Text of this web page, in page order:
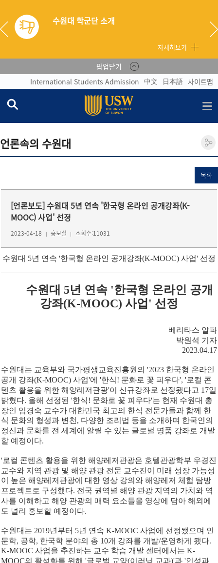
자세히보기
팝업닫기
International Students Admission 中文 日本語 사이트맵
언론속의 수원대
목록
[언론보도] 수원대 5년 연속 '한국형 온라인 공개강좌(K-
MOOC) 사업' 선정
2023-04-18 홍보실 조회수:11031
수원대 5년 연속 '한국형 온라인 공개강좌(K-MOOC) 사업' 선정
수원대 5년 연속 '한국형 온라인 공개
강좌(K-MOOC) 사업' 선정
베리타스 알파
박원석 기자
2023.04.17
수원대는 교육부와 국가평생교육진흥원의 '2023 한국형 온라인
공개 강좌(K-MOOC) 사업'에 '한식! 문화로 꽃 피우다', '로컬 콘
텐츠 활용을 위한 해양레저관광'이 신규강좌로 선정됐다고 17일
밝혔다. 올해 선정된 '한식! 문화로 꽃 피우다'는 현재 수원대 총
장인 임경숙 교수가 대한민국 최고의 한식 전문가들과 함께 한
식 문화의 형성과 변천, 다양한 조리법 등을 소개하며 한국인의
정신과 문화를 전 세계에 알릴 수 있는 글로벌 명품 강좌로 개발
할 예정이다.
'로컬 콘텐츠 활용을 위한 해양레저관광은 호텔관광학부 우경진
교수와 지역 관광 및 해양 관광 전문 교수진이 미래 성장 가능성
이 높은 해양레저관광에 대한 영상 강의와 해양레저 체험 탐방
프로젝트로 구성했다. 전국 권역별 해양 관광 지역의 가치와 역
사를 이해하고 해양 관광의 매력 요소들을 영상에 담아 해외에
도 널리 홍보할 예정이다.
수원대는 2019년부터 5년 연속 K-MOOC 사업에 선정됐으며 인
문학, 공학, 한국학 분야의 총 10개 강좌를 개발/운영하게 됐다.
K-MOOC 사업을 추진하는 교수 학습 개발 센터에서는 K-
MOOC의 활성화를 위해 '글로벌 교양(이러닝 교과)'과 '인성과